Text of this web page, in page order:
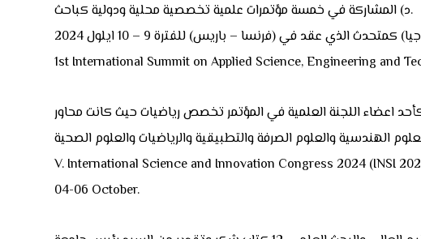
د) المشاركة في خمسة مؤتمرات علمية تخصصية محلية ودولية كباحث.
1st International Summit on Applied Science, Engineering and
للعلوم والابتكار (2024)- تركيا – اونلاين. للفترة من ((4 – 6 تشرين الاول)) كأحد اعضاء اللجنة العلمية في المؤتمر تخصص رياضيات حيث كانت محاور
V. International Science and Innovation Congress 2024 (INSI
04-06 October.